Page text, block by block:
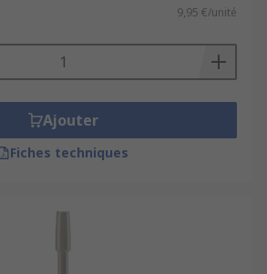
9,95 €/unité
Ajouter
Fiches techniques